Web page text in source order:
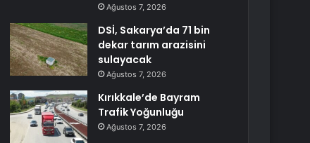
Ağustos 7, 2026
DSİ, Sakarya’da 71 bin
dekar tarım arazisini
sulayacak
Ağustos 7, 2026
Kırıkkale’de Bayram
Trafik Yoğunluğu
Ağustos 7, 2026